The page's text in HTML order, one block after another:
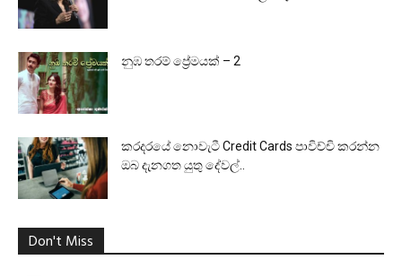
නුඹ තරම් ප්‍රේමයක් – 2
කරදරයේ නොවැටී Credit Cards පාවිච්චි කරන්න
ඔබ දැනගත යුතු දේවල්..
Don't Miss